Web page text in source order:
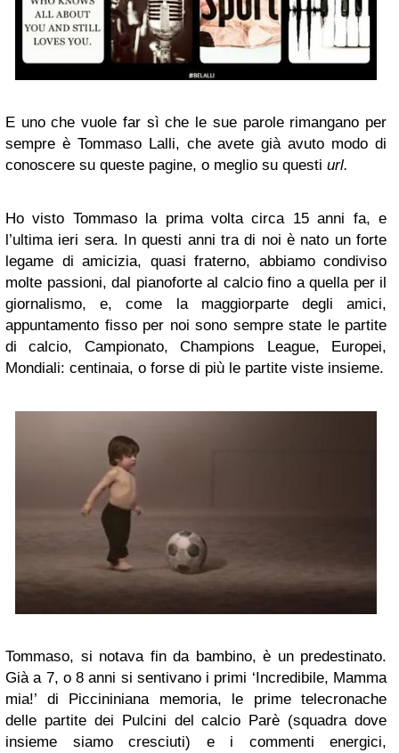
E uno che vuole far sì che le sue parole rimangano per
sempre è Tommaso Lalli, che avete già avuto modo di
conoscere su queste pagine, o meglio su questi url.
Ho visto Tommaso la prima volta circa 15 anni fa, e
l’ultima ieri sera. In questi anni tra di noi è nato un forte
legame di amicizia, quasi fraterno, abbiamo condiviso
molte passioni, dal pianoforte al calcio fino a quella per il
giornalismo, e, come la maggiorparte degli amici,
appuntamento fisso per noi sono sempre state le partite
di calcio, Campionato, Champions League, Europei,
Mondiali: centinaia, o forse di più le partite viste insieme.
Tommaso, si notava fin da bambino, è un predestinato.
Già a 7, o 8 anni si sentivano i primi ‘Incredibile, Mamma
mia!’ di Piccininiana memoria, le prime telecronache
delle partite dei Pulcini del calcio Parè (squadra dove
insieme siamo cresciuti) e i commenti energici,